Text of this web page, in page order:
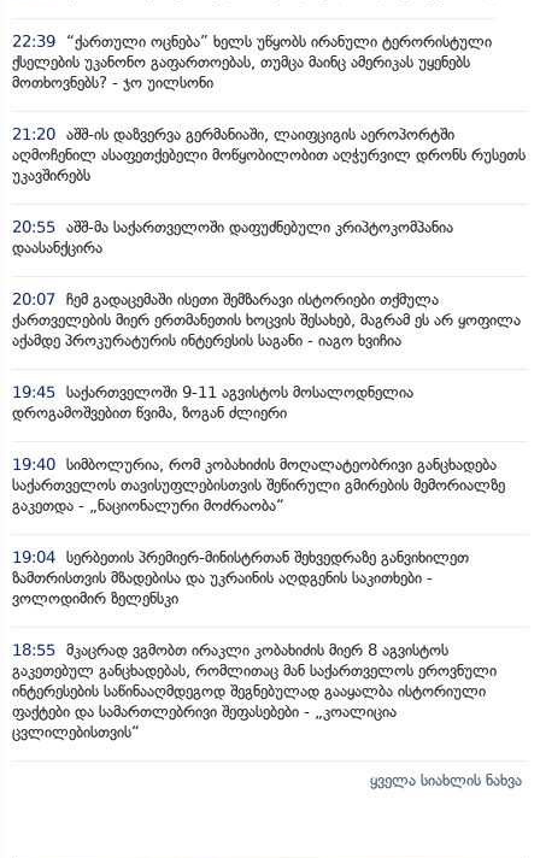
22:39
“ქართული ოცნება” ხელს უწყობს ირანული ტერორისტული
ქსელების უკანონო გაფართოებას, თუმცა მაინც ამერიკას უყენებს
მოთხოვნებს? - ჯო უილსონი
21:20 აშშ-ის დაზვერვა გერმანიაში, ლაიფციგის აეროპორტში
აღმოჩენილ ასაფეთქებელი მოწყობილობით აღჭურვილ დრონს რუსეთს
უკავშირებს
20:55 აშშ-მა საქართველოში დაფუძნებული კრიპტოკომპანია
დაასანქცირა
20:07 ჩემ გადაცემაში ისეთი შემზარავი ისტორიები თქმულა
ქართველების მიერ ერთმანეთის ხოცვის შესახებ, მაგრამ ეს არ ყოფილა
აქამდე პროკურატურის ინტერესის საგანი - იაგო ხვიჩია
19:45 საქართველოში 9-11 აგვისტოს მოსალოდნელია
დროგამოშვებით წვიმა, ზოგან ძლიერი
19:40 სიმბოლურია, რომ კობახიძის მოღალატეობრივი განცხადება
საქართველოს თავისუფლებისთვის შეწირული გმირების მემორიალზე
გაკეთდა - „ნაციონალური მოძრაობა“
19:04 სერბეთის პრემიერ-მინისტრთან შეხვედრაზე განვიხილეთ
ზამთრისთვის მზადებისა და უკრაინის აღდგენის საკითხები -
ვოლოდიმირ ზელენსკი
18:55 მკაცრად ვგმობთ ირაკლი კობახიძის მიერ 8 აგვისტოს
გაკეთებულ განცხადებას, რომლითაც მან საქართველოს ეროვნული
ინტერესების საწინააღმდეგოდ შეგნებულად გააყალბა ისტორიული
ფაქტები და სამართლებრივი შეფასებები - „კოალიცია
ცვლილებისთვის“
ყველა სიახლის ნახვა